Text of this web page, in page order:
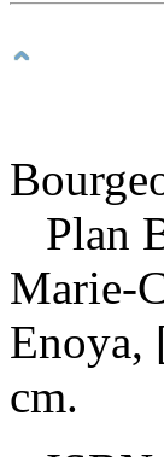
Plan
Marie-
Enoya,
cm.